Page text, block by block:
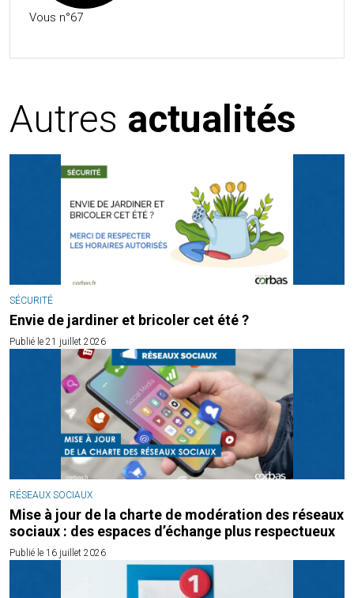
Vous n°67
Autres actualités
SÉCURITÉ
Envie de jardiner et bricoler cet été ?
Publié le 21 juillet 2026
RÉSEAUX SOCIAUX
Mise à jour de la charte de modération des réseaux
sociaux : des espaces d’échange plus respectueux
Publié le 16 juillet 2026